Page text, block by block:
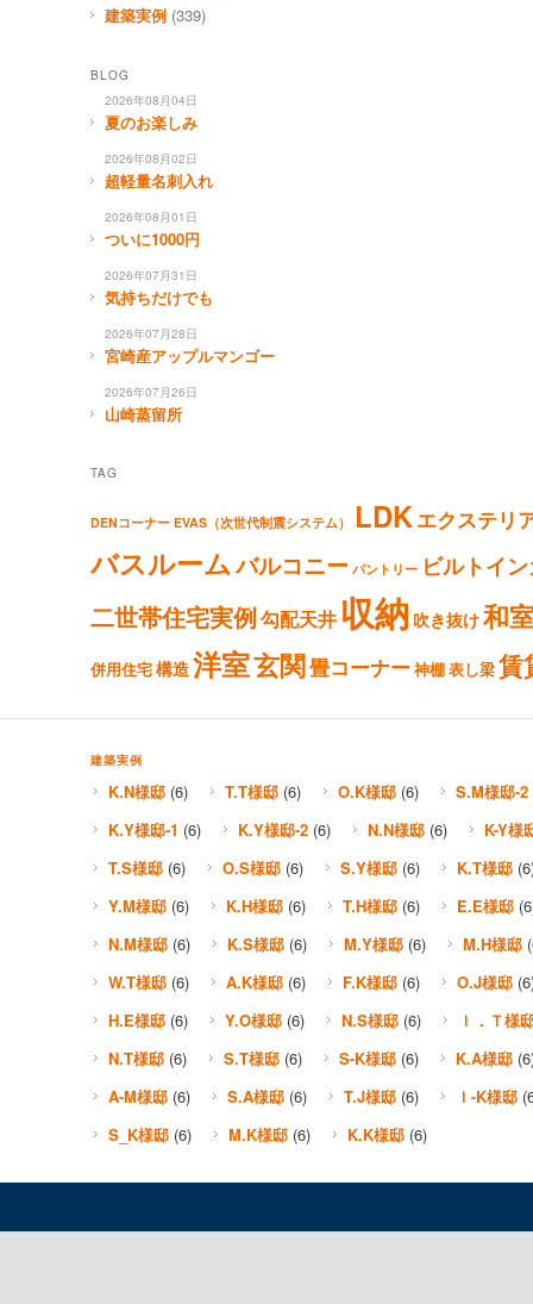
建築実例 (339)
BLOG
2026年08月04日
夏のお楽しみ
2026年08月02日
超軽量名刺入れ
2026年08月01日
ついに1000円
2026年07月31日
気持ちだけでも
2026年07月28日
宮崎産アップルマンゴー
2026年07月26日
山崎蒸留所
TAG
DENコーナー EVAS（次世代制震システム） LDKエクステリ
バスルームバルコニー パントリー ビルトイ
二世帯住宅実例勾配天井 収納 吹き抜け和
併用住宅構造洋室玄関畳コーナー神棚表し梁賃
建築実例
K.N様邸 (6) T.T様邸 (6) O.K様邸 (6) S.M様邸-2
K.Y様邸-1 (6) K.Y様邸-2 (6) N.N様邸 (6)
K-Y様
T.S様邸 (6) O.S様邸 (6) S.Y様邸 (6) K.T様邸
Y.M様邸 (6) K.H様邸 (6) T.H様邸 (6) E.E様邸
N.M様邸 (6) K.S様邸 (6) M.Y様邸 (6) M.H様邸
W.T様邸 (6) A.K様邸 (6) F.K様邸 (6) O.J様邸
H.E様邸 (6) Y.O様邸 (6) N.S様邸 (6)
Ｉ．Ｔ様
N.T様邸 (6) S.T様邸 (6) S-K様邸 (6) K.A様邸
A-M様邸 (6) S.A様邸 (6) T.J様邸 (6) Ｉ-K様邸
S_K様邸 (6) M.K様邸 (6) K.K様邸 (6)